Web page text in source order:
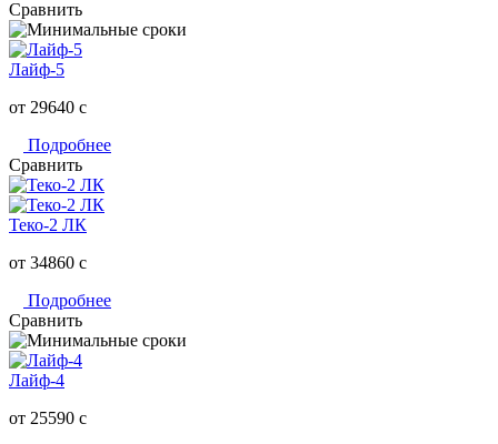
Сравнить
Лайф-5
от 29640 c
Подробнее
Сравнить
Теко-2 ЛК
от 34860 c
Подробнее
Сравнить
Лайф-4
от 25590 c